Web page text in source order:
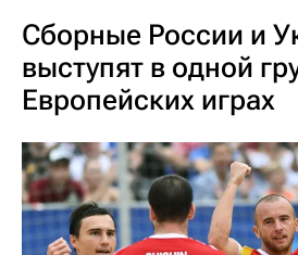
Сборные России и
выступят в одной
Европейских играх